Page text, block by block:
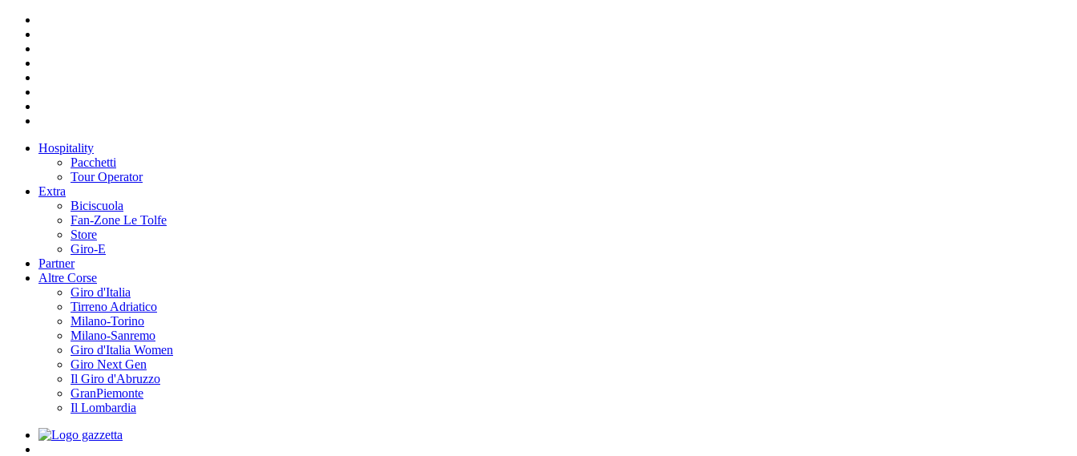
Hospitality
Pacchetti
Tour Operator
Extra
Biciscuola
Fan-Zone Le Tolfe
Store
Giro-E
Partner
Altre Corse
Giro d'Italia
Tirreno Adriatico
Milano-Torino
Milano-Sanremo
Giro d'Italia Women
Giro Next Gen
Il Giro d'Abruzzo
GranPiemonte
Il Lombardia